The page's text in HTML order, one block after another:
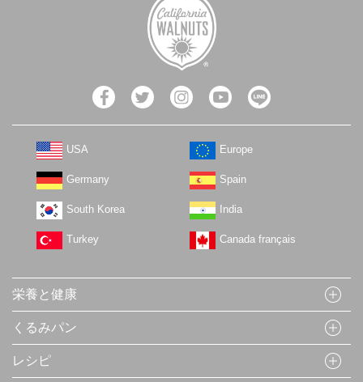
USA Europe
Germany Spain
South Korea India
Turkey Canada français
栄養と健康
くるみパン
レシピ